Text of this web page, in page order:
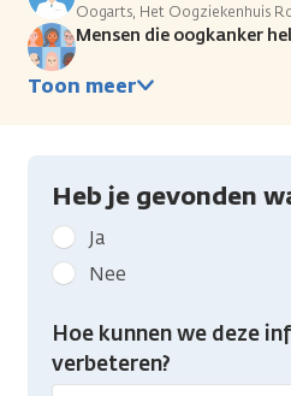
Oogarts, Het Oogziekenhuis
Mensen die oogkanker
Toon meer
Heb je gevonden
Geef
kanker.nl
feedback:
Heb
gevonden
Ja
Nee
Hoe kunnen we deze
verbeteren?